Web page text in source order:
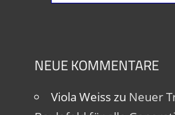
NEUE KOMMENTARE
Viola Weisszu Neuer